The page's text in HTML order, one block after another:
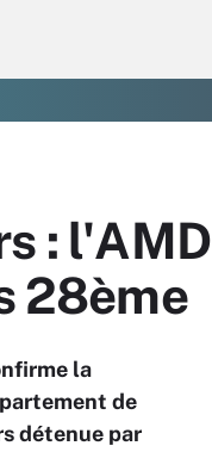
:
28ème
la
de
détenue par